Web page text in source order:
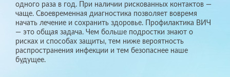
одного раза в год. При наличии рискованных контактов —
чаще. Своевременная диагностика позволяет вовремя
начать лечение и сохранить здоровье. Профилактика ВИЧ
— это общая задача. Чем больше подростки знают о
рисках и способах защиты, тем ниже вероятность
распространения инфекции и тем безопаснее наше
будущее.